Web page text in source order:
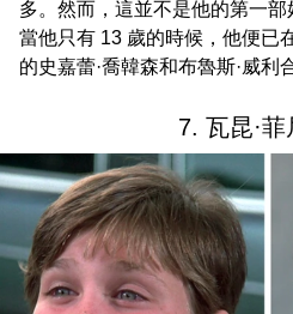
多。然而，這並不是他的第一部
當他只有 13 歲的時候，他便已
的史嘉蕾·喬韓森和布魯斯·威利
7. 瓦昆·